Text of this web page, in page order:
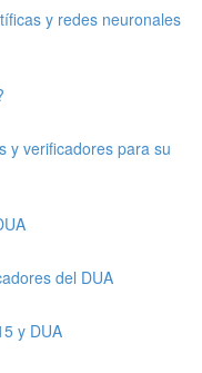
y redes neuronales
y verificadores para su
del DUA
y DUA